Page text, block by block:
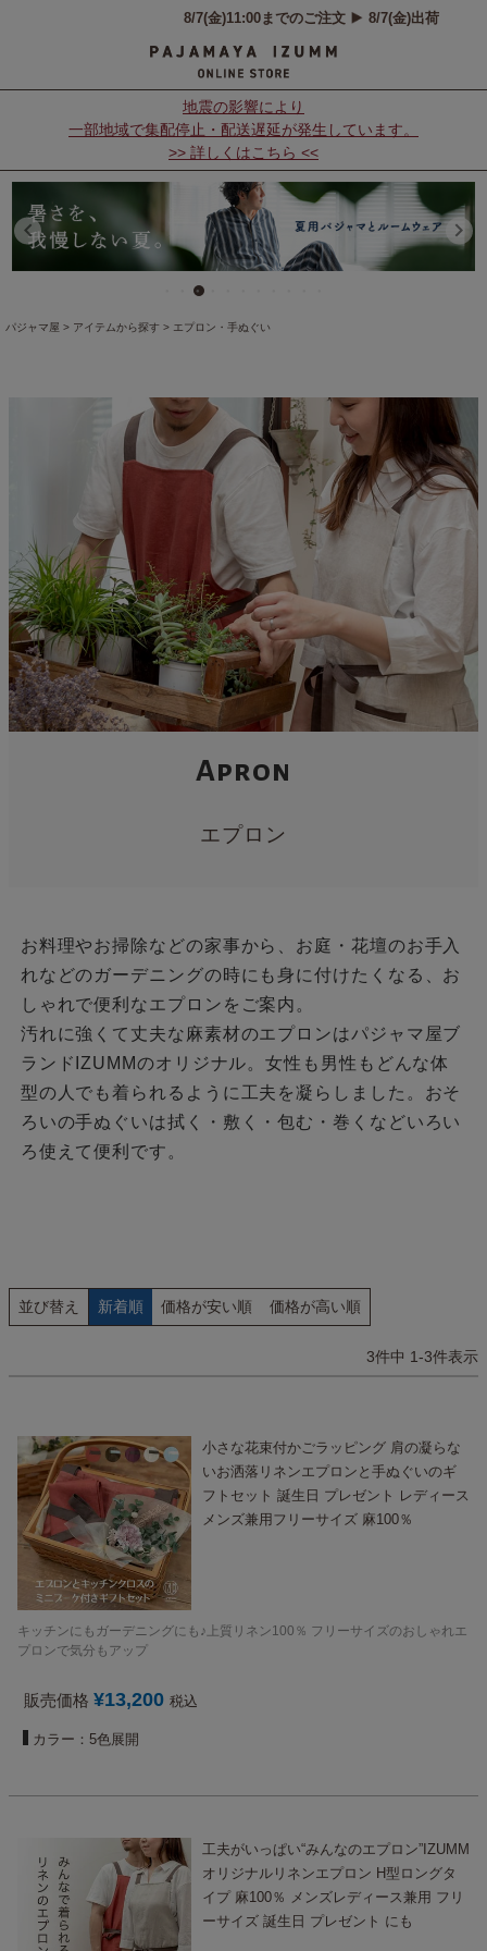
地震の影響により
一部地域で集配停止・配送遅延が発生しています。
>> 詳しくはこちら <<
パジャマ屋 アイテムから探す エプロン・手ぬぐい
Apron
エプロン
お料理やお掃除などの家事から、お庭・花壇のお手入
れなどのガーデニングの時にも身に付けたくなる、お
しゃれで便利なエプロンをご案内。
汚れに強くて丈夫な麻素材のエプロンはパジャマ屋ブ
ランドIZUMMのオリジナル。女性も男性もどんな体
型の人でも着られるように工夫を凝らしました。おそ
ろいの手ぬぐいは拭く・敷く・包む・巻くなどいろい
ろ使えて便利です。
並び替え 新着順 価格が安い順 価格が高い順
3件中 1-3件表示
小さな花束付かごラッピング 肩の凝らな
いお洒落リネンエプロンと手ぬぐいのギ
フトセット 誕生日 プレゼント レディース
メンズ兼用フリーサイズ 麻100％
キッチンにもガーデニングにも♪上質リネン100％ フリーサイズのおしゃれエ
プロンで気分もアップ
販売価格 ¥13,200 税込
カラー：5色展開
工夫がいっぱい“みんなのエプロン”IZUMM
オリジナルリネンエプロン H型ロングタ
イプ 麻100％ メンズレディース兼用 フリ
ーサイズ 誕生日 プレゼント にも